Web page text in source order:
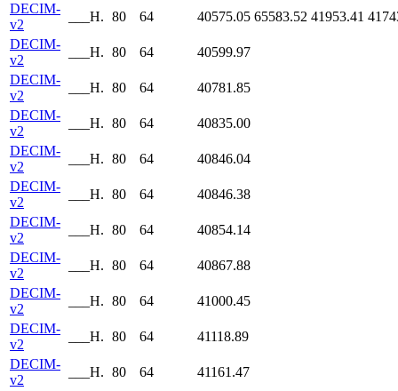
DECIM-
v2
___H. 80 64 40575.05 65583.52 41953.41
DECIM-
v2
___H. 80 64
40599.97
DECIM-
v2
___H. 80 64
40781.85
DECIM-
v2
___H. 80 64
40835.00
DECIM-
v2
___H. 80 64
40846.04
DECIM-
v2
___H. 80 64
40846.38
DECIM-
v2
___H. 80 64
40854.14
DECIM-
v2
___H. 80 64
40867.88
DECIM-
v2
___H. 80 64
41000.45
DECIM-
v2
___H. 80 64
41118.89
DECIM-
v2
___H. 80 64
41161.47